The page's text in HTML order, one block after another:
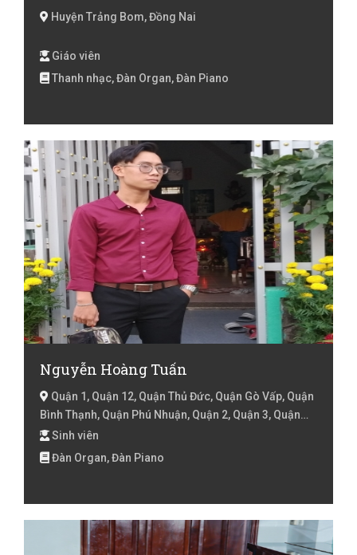
Huyện Trảng Bom, Đồng Nai
Giáo viên
Thanh nhạc, Đàn Organ, Đàn Piano
Nguyễn Hoàng Tuấn
Quận 1, Quận 12, Quận Thủ Đức, Quận Gò Vấp, Quận
Bình Thạnh, Quận Phú Nhuận, Quận 2, Quận 3, Quận
10, Quận 4, Hồ Chí Minh
Sinh viên
Đàn Organ, Đàn Piano